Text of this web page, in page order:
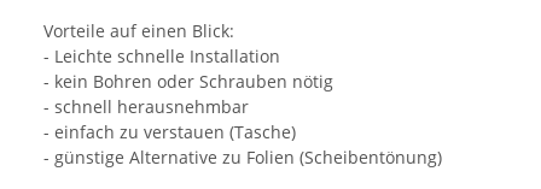
Vorteile auf einen Blick:
- Leichte schnelle Installation
- kein Bohren oder Schrauben nötig
- schnell herausnehmbar
- einfach zu verstauen (Tasche)
- günstige Alternative zu Folien (Scheibentönung)